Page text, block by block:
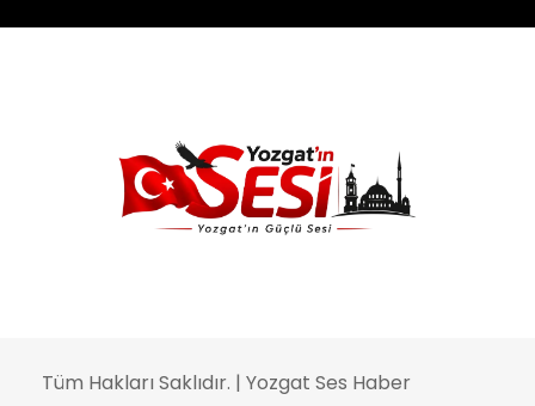
Tüm Hakları Saklıdır. | Yozgat Ses Haber